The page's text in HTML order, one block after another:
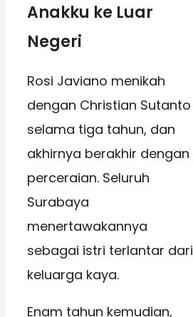
Anakku ke Luar
Negeri
Rosi Javiano menikah
dengan Christian Sutanto
selama tiga tahun, dan
akhirnya berakhir dengan
perceraian. Seluruh
Surabaya
menertawakannya
sebagai istri terlantar dari
keluarga kaya.
Enam tahun kemudian,